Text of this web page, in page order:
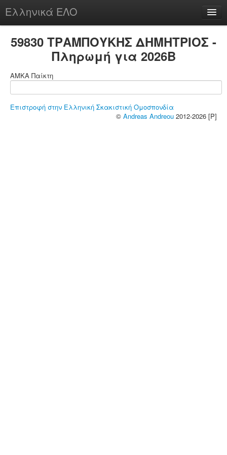
Ελληνικά ΕΛΟ
chesstu.be @ discord
59830 ΤΡΑΜΠΟΥΚΗΣ ΔΗΜΗΤΡΙΟΣ -
Πληρωμή για 2026B
ΑΜΚΑ Παίκτη
Επιστροφή στην Ελληνική Σκακιστική Ομοσπονδία
© Andreas Andreou 2012-2026 [P]